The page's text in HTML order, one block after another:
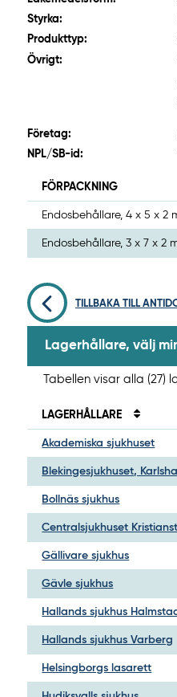
Styrka:
Produkttyp:
Övrigt:
Företag:
NPL/SB-id:
FÖRPACKNING
Endosbehållare, 4 x 5 x 2
Endosbehållare, 3 x 7 x 2
TILLBAKA TILL
Lagerhållare, välj
Tabellen visar alla (27)
LAGERHÅLLARE
Akademiska sjukhuset
Blekingesjukhuset,
Bollnäs sjukhus
Centralsjukhuset
Gällivare sjukhus
Gävle sjukhus
Hallands sjukhus
Hallands sjukhus Varberg
Helsingborgs lasarett